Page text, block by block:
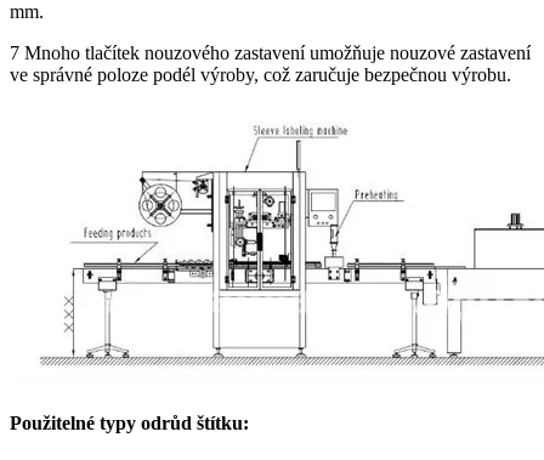
mm.
7 Mnoho tlačítek nouzového zastavení umožňuje nouzové zastavení
ve správné poloze podél výroby, což zaručuje bezpečnou výrobu.
Použitelné typy odrůd štítku: